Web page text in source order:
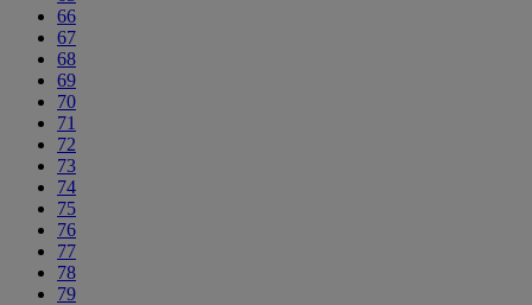
66
67
68
69
70
71
72
73
74
75
76
77
78
79